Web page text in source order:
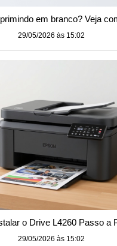
em branco? Veja
29/05/2026 às 15:02
o Drive L4260 Passo a
29/05/2026 às 15:02